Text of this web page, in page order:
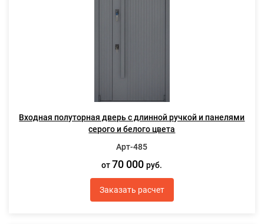
Входная полуторная дверь с длинной ручкой и панелями
серого и белого цвета
Арт-485
от 70 000руб.
Заказать расчет